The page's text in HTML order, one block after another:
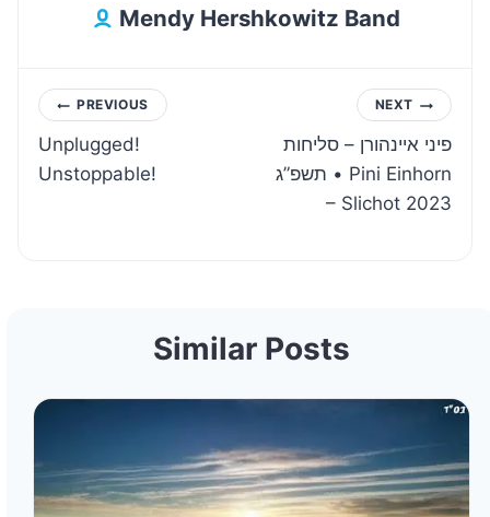
Mendy Hershkowitz Band
Post
navigation
PREVIOUS
Unplugged!
Unstoppable!
NEXT
פיני איינהורן – סליחות
תשפ”ג • Pini Einhorn
– Slichot 2023
Similar Posts